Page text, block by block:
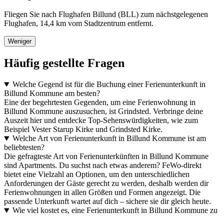
Fliegen Sie nach Flughafen Billund (BLL) zum nächstgelegenen
Flughafen, 14,4 km vom Stadtzentrum entfernt.
Weniger
Häufig gestellte Fragen
Welche Gegend ist für die Buchung einer Ferienunterkunft in
Billund Kommune am besten?
Eine der begehrtesten Gegenden, um eine Ferienwohnung in
Billund Kommune auszusuchen, ist Grindsted. Verbringe deine
Auszeit hier und entdecke Top-Sehenswürdigkeiten, wie zum
Beispiel Vester Starup Kirke und Grindsted Kirke.
Welche Art von Ferienunterkunft in Billund Kommune ist am
beliebtesten?
Die gefragteste Art von Ferienunterkünften in Billund Kommune
sind Apartments. Du suchst nach etwas anderem? FeWo-direkt
bietet eine Vielzahl an Optionen, um den unterschiedlichen
Anforderungen der Gäste gerecht zu werden, deshalb werden dir
Ferienwohnungen in allen Größen und Formen angezeigt. Die
passende Unterkunft wartet auf dich – sichere sie dir gleich heute.
Wie viel kostet es, eine Ferienunterkunft in Billund Kommune zu